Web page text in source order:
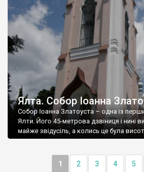
Ялта. Собор Іоанна
Собор Іоанна Златоуста – одна із
Ялти. Його 45-метрова дзвіниця і нині
майже звідусіль, а колись це була
1 2 3 4 5